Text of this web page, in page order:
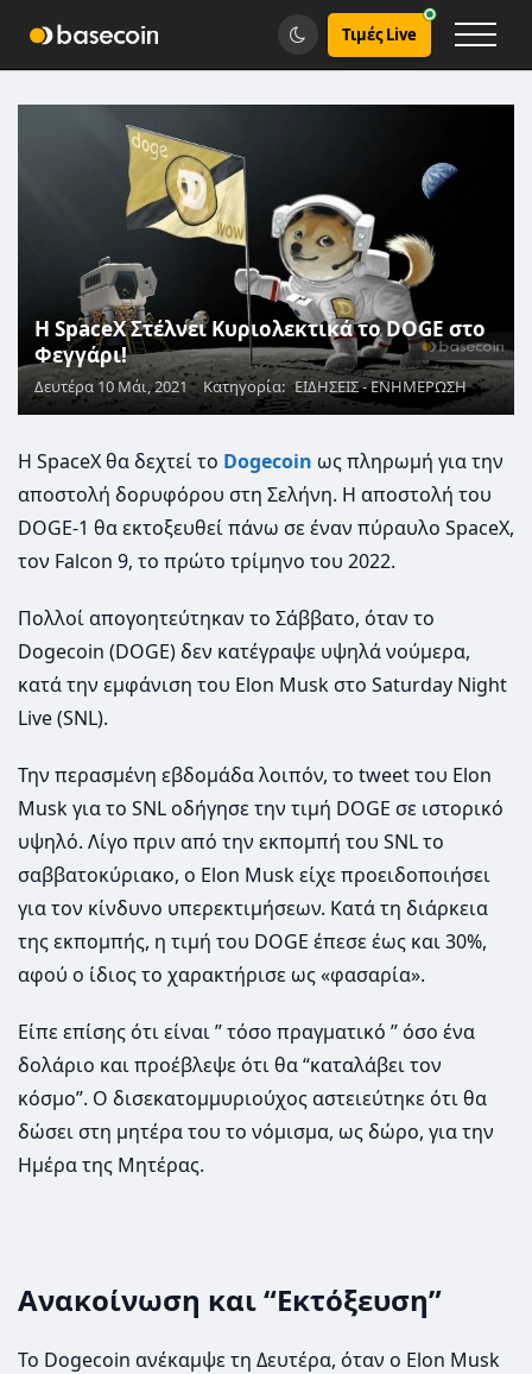
Τιμές Live
Η SpaceX Στέλνει Κυριολεκτικά το DOGE στο
Φεγγάρι!
Δευτέρα 10 Μάι, 2021 Κατηγορία: ΕΙΔΗΣΕΙΣ - ΕΝΗΜΕΡΩΣΗ
Η SpaceX θα δεχτεί το Dogecoin ως πληρωμή για την
αποστολή δορυφόρου στη Σελήνη. Η αποστολή του
DOGE-1 θα εκτοξευθεί πάνω σε έναν πύραυλο SpaceX,
τον Falcon 9, το πρώτο τρίμηνο του 2022.
Πολλοί απογοητεύτηκαν το Σάββατο, όταν το
Dogecoin (DOGE) δεν κατέγραψε υψηλά νούμερα,
κατά την εμφάνιση του Elon Musk στο Saturday Night
Live (SNL).
Την περασμένη εβδομάδα λοιπόν, το tweet του Elon
Musk για το SNL οδήγησε την τιμή DOGE σε ιστορικό
υψηλό. Λίγο πριν από την εκπομπή του SNL το
σαββατοκύριακο, ο Elon Musk είχε προειδοποιήσει
για τον κίνδυνο υπερεκτιμήσεων. Kατά τη διάρκεια
της εκπομπής, η τιμή του DOGE έπεσε έως και 30%,
αφού ο ίδιος το χαρακτήρισε ως «φασαρία».
Είπε επίσης ότι είναι ” τόσο πραγματικό ” όσο ένα
δολάριο και προέβλεψε ότι θα “καταλάβει τον
κόσμο”. Ο δισεκατομμυριούχος αστειεύτηκε ότι θα
δώσει στη μητέρα του το νόμισμα, ως δώρο, για την
Ημέρα της Μητέρας.
Ανακοίνωση και “Εκτόξευση”
Το Dogecoin ανέκαμψε τη Δευτέρα, όταν ο Elon Musk